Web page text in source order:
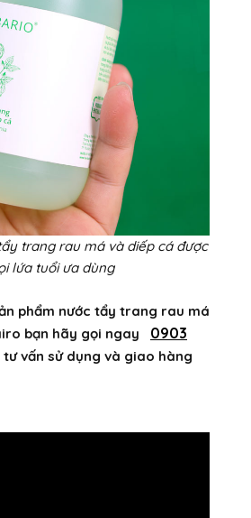
trang rau má và diếp cá được
lứa tuổi ưa dùng
phẩm nước tẩy trang rau má
bạn hãy gọi ngay 0903
tư vấn sử dụng và giao hàng